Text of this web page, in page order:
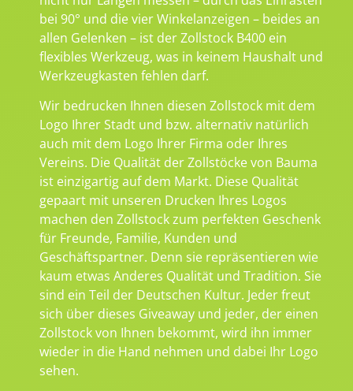
bei 90° und die vier Winkelanzeigen – beides an
allen Gelenken – ist der Zollstock B400 ein
flexibles Werkzeug, was in keinem Haushalt und
Werkzeugkasten fehlen darf.
Wir bedrucken Ihnen diesen Zollstock mit dem
Logo Ihrer Stadt und bzw. alternativ natürlich
auch mit dem Logo Ihrer Firma oder Ihres
Vereins. Die Qualität der Zollstöcke von Bauma
ist einzigartig auf dem Markt. Diese Qualität
gepaart mit unseren Drucken Ihres Logos
machen den Zollstock zum perfekten Geschenk
für Freunde, Familie, Kunden und
Geschäftspartner. Denn sie repräsentieren wie
kaum etwas Anderes Qualität und Tradition. Sie
sind ein Teil der Deutschen Kultur. Jeder freut
sich über dieses Giveaway und jeder, der einen
Zollstock von Ihnen bekommt, wird ihn immer
wieder in die Hand nehmen und dabei Ihr Logo
sehen.